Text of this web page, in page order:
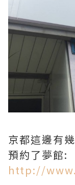
京都這邊有
預約了夢館:
http://